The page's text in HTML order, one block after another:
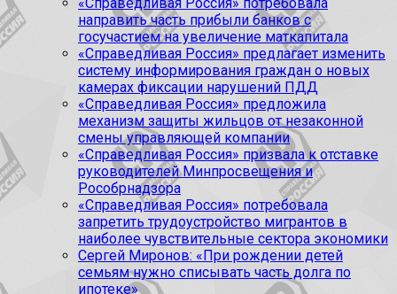
направить часть прибыли банков с
госучастием на увеличение маткапитала
«Справедливая Россия» предлагает изменить
систему информирования граждан о новых
камерах фиксации нарушений ПДД
«Справедливая Россия» предложила
механизм защиты жильцов от незаконной
смены управляющей компании
«Справедливая Россия» призвала к отставке
руководителей Минпросвещения и
Рособрнадзора
«Справедливая Россия» потребовала
запретить трудоустройство мигрантов в
наиболее чувствительные сектора экономики
Сергей Миронов: «При рождении детей
семьям нужно списывать часть долга по
ипотеке»